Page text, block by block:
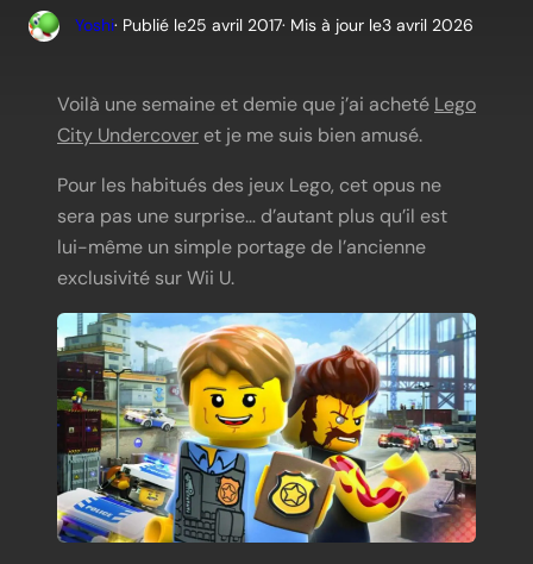
Yoshi· Publié le25 avril 2017· Mis à jour le3 avril 2026
Voilà une semaine et demie que j’ai acheté Lego
City Undercover et je me suis bien amusé.
Pour les habitués des jeux Lego, cet opus ne
sera pas une surprise… d’autant plus qu’il est
lui-même un simple portage de l’ancienne
exclusivité sur Wii U.